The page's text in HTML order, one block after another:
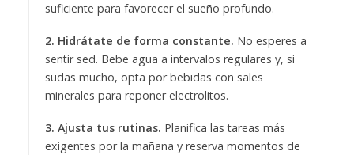
suficiente para favorecer el sueño profundo.
2. Hidrátate de forma constante. No esperes a
sentir sed. Bebe agua a intervalos regulares y, si
sudas mucho, opta por bebidas con sales
minerales para reponer electrolitos.
3. Ajusta tus rutinas. Planifica las tareas más
exigentes por la mañana y reserva momentos de